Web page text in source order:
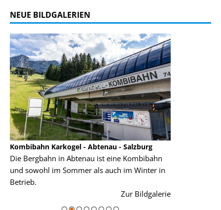
NEUE BILDGALERIEN
Karkogel - Abtenau - Salzburg
in Abtenau ist eine Kombibahn
im Sommer als auch im Winter in
Zur Bildgalerie
Garmisch-Partenkirchen
Garmisch-Partenkirchen
der Hauptorte in
majestätisch...